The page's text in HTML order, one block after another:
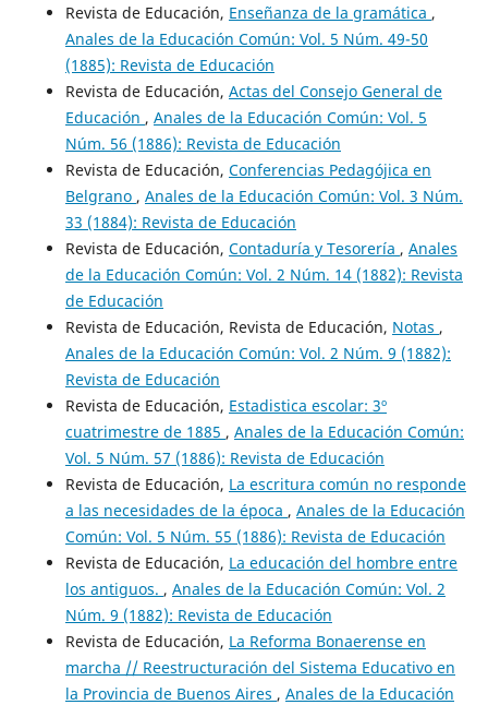
Revista de Educación, Enseñanza de la gramática ,
Anales de la Educación Común: Vol. 5 Núm. 49-50
(1885): Revista de Educación
Revista de Educación, Actas del Consejo General de
Educación , Anales de la Educación Común: Vol. 5
Núm. 56 (1886): Revista de Educación
Revista de Educación, Conferencias Pedagójica en
Belgrano , Anales de la Educación Común: Vol. 3 Núm.
33 (1884): Revista de Educación
Revista de Educación, Contaduría y Tesorería , Anales
de la Educación Común: Vol. 2 Núm. 14 (1882): Revista
de Educación
Revista de Educación, Revista de Educación, Notas ,
Anales de la Educación Común: Vol. 2 Núm. 9 (1882):
Revista de Educación
Revista de Educación, Estadistica escolar: 3º
cuatrimestre de 1885 , Anales de la Educación Común:
Vol. 5 Núm. 57 (1886): Revista de Educación
Revista de Educación, La escritura común no responde
a las necesidades de la época , Anales de la Educación
Común: Vol. 5 Núm. 55 (1886): Revista de Educación
Revista de Educación, La educación del hombre entre
los antiguos. , Anales de la Educación Común: Vol. 2
Núm. 9 (1882): Revista de Educación
Revista de Educación, La Reforma Bonaerense en
marcha // Reestructuración del Sistema Educativo en
la Provincia de Buenos Aires , Anales de la Educación